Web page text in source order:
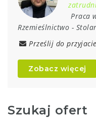
Praca
Rzemieślnictwo -
Prześlij do
Zobacz więcej
Szukaj ofert